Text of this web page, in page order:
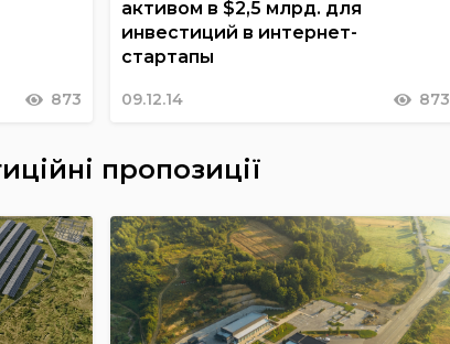
873
активом в $2,5 млрд. для
инвестиций в интернет-
стартапы
09.12.14 873
пропозиції